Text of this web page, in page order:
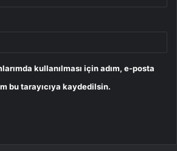
kullanılması için adım, e-posta
bu tarayıcıya kaydedilsin.